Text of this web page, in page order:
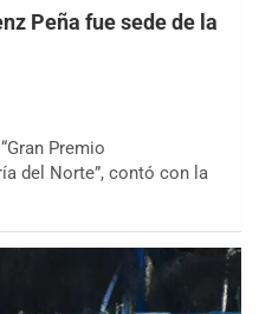
Peña fue sede de la
Premio
del Norte”, contó con la